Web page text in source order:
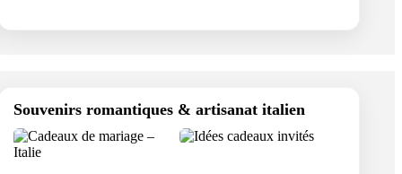
Souvenirs romantiques & artisanat italien